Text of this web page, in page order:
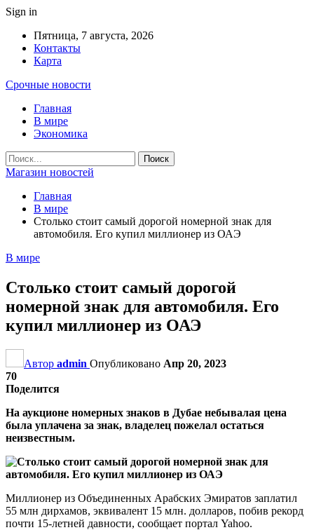
Sign in
Пятница, 7 августа, 2026
Контакты
Карта
Срочные новости
Главная
В мире
Экономика
Магазин новостей
Главная
В мире
Столько стоит самый дорогой номерной знак для
автомобиля. Его купил миллионер из ОАЭ
В мире
Столько стоит самый дорогой
номерной знак для автомобиля. Его
купил миллионер из ОАЭ
Автор admin Опубликовано Апр 20, 2023
70
Поделится
На аукционе номерных знаков в Дубае небывалая цена
была уплачена за знак, владелец пожелал остаться
неизвестным.
Миллионер из Объединенных Арабских Эмиратов заплатил
55 млн дирхамов, эквивалент 15 млн. долларов, побив рекорд
почти 15-летней давности, сообщает портал Yahoo.